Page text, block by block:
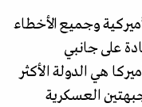
وجميع الأخطاء
على جانبي
هي الدولة الأكثر
العسكرية